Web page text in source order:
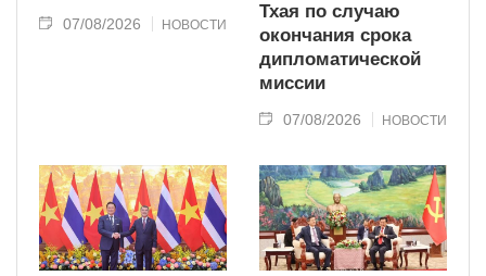
07/08/2026 НОВОСТИ
Тхая по случаю
окончания срока
дипломатической
миссии
07/08/2026 НОВОСТИ